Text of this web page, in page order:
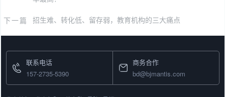
下一篇 招生难、转化低、留存弱，教育机构的三大痛点
联系电话
157-2735-5390
商务合作
bd@bjmantis.com